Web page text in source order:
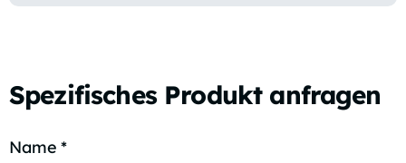
Spezifisches Produkt anfragen
Name *